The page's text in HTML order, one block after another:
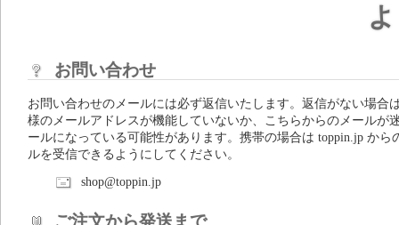
お問い合わせ
お問い合わせのメールには必ず返信いたします。返信がない場合
様のメールアドレスが機能していないか、こちらからのメールが
ールになっている可能性があります。携帯の場合は toppin.jp から
ルを受信できるようにしてください。
shop@toppin.jp
ご注文から発送まで